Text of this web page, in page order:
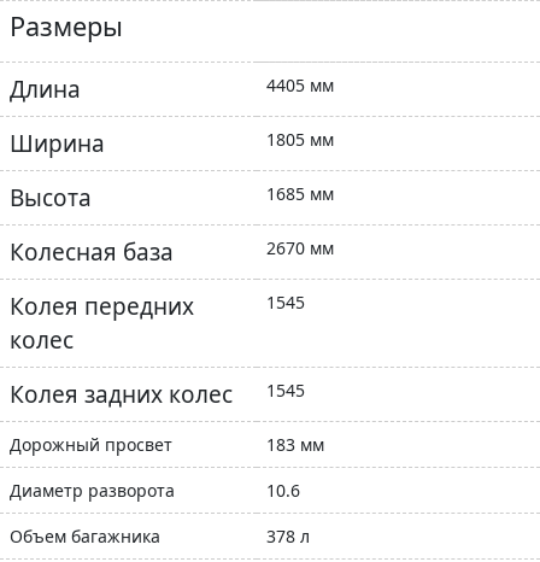
Размеры
Длина 4405 мм
Ширина 1805 мм
Высота 1685 мм
Колесная база 2670 мм
Колея передних
колес
1545
Колея задних колес 1545
Дорожный просвет
183 мм
Диаметр разворота
10.6
Объем багажника
378 л